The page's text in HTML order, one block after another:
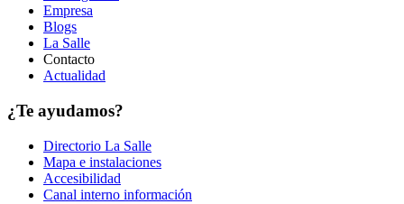
Empresa
Blogs
La Salle
Contacto
Actualidad
¿Te ayudamos?
Directorio La Salle
Mapa e instalaciones
Accesibilidad
Canal interno información